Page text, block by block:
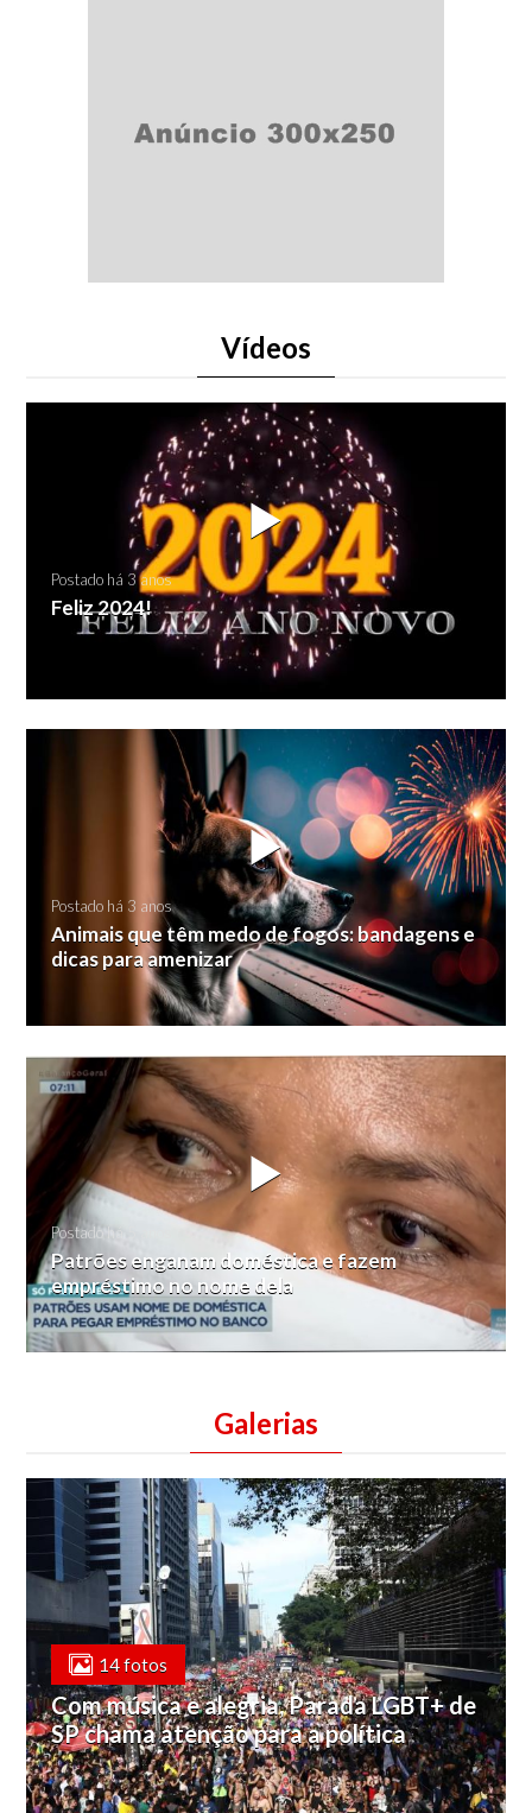
Vídeos
Postado há 3 anos
Feliz 2024!
Postado há 3 anos
Animais que têm medo de fogos: bandagens e
dicas para amenizar
Postado há 5 anos
Patrões enganam doméstica e fazem
empréstimo no nome dela
Galerias
14 fotos
Com música e alegria, Parada LGBT+ de
SP chama atenção para a política